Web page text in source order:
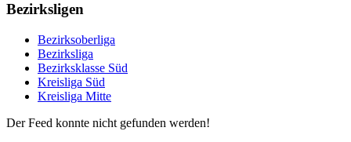
Bezirksligen
Bezirksoberliga
Bezirksliga
Bezirksklasse Süd
Kreisliga Süd
Kreisliga Mitte
Der Feed konnte nicht gefunden werden!